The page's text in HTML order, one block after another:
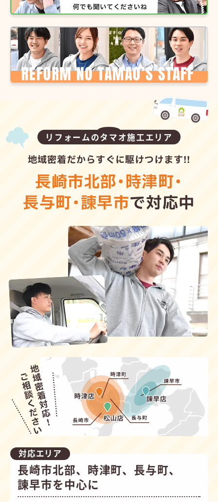
リフォームのタマオ施工エリア
地域密着だからすぐに駆けつけます!!
長崎市北部・時津町・
長与町・諫早市で対応中
対応エリア
長崎市北部、時津町、長与町、
諫早市を中心に